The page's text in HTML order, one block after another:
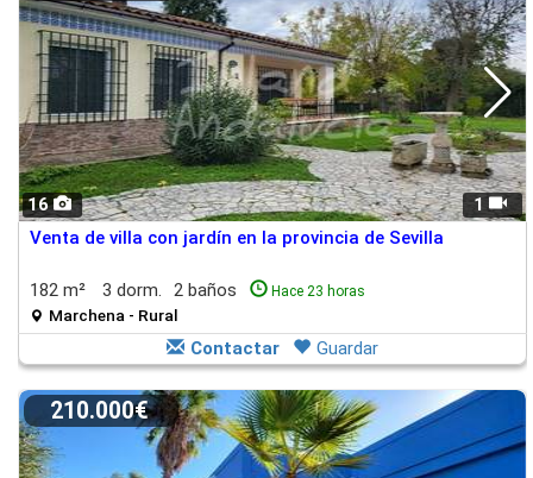
16 1
Venta de villa con jardín en la provincia de Sevilla
182 m² 3 dorm. 2 baños Hace 23 horas
Marchena - Rural
Contactar Guardar
210.000€